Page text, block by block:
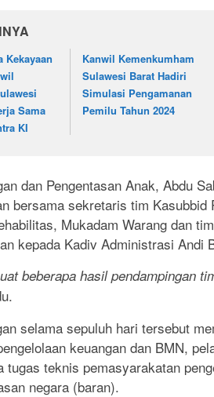
Kekayaan
Sama
KI
Kanwil Kemenkumham
Sulawesi Barat Hadiri
Simulasi Pengamanan
Pemilu Tahun 2024
dan Pengentasan Anak, Abdu
bersama sekretaris tim Kasubbid
Mukadam Warang dan
kepada Kadiv Administrasi Andi
beberapa hasil pendampingan
selama sepuluh hari tersebut
keuangan dan BMN,
tugas teknis pemasyarakatan
negara (baran).